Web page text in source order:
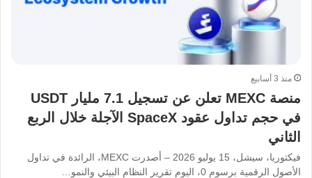
منذ 3 أسابيع
منصة MEXC تعلن عن تسجيل 7.1 مليار USDT
في حجم تداول عقود SpaceX الآجلة خلال الربع
الثاني
فيكتوريا، سيشل، 15 يوليو 2026 – أصدرت MEXC، الرائدة في تداول
الأصول الرقمية برسوم 0، اليوم تقرير النظام البيئي والنمو…